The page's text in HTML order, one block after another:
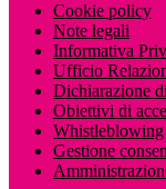
Cookie policy
Note legali
Informativa
Ufficio
Dichiarazione
Obiettivi di
Whistleblowing
Gestione